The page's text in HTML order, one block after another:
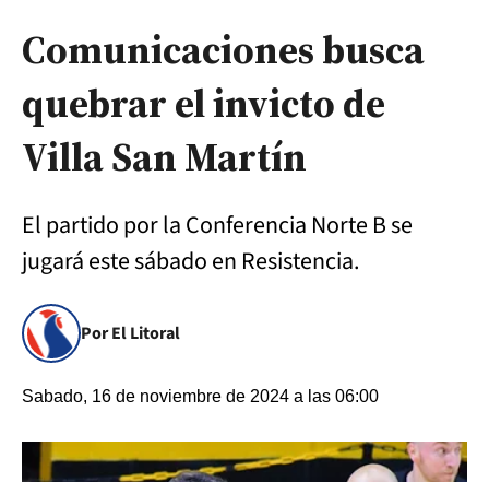
Comunicaciones busca
quebrar el invicto de
Villa San Martín
El partido por la Conferencia Norte B se
jugará este sábado en Resistencia.
Por El Litoral
Sabado, 16 de noviembre de 2024 a las 06:00